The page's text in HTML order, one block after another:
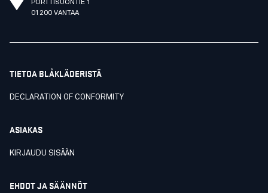
PORTTISUONTIE 1
01200 VANTAA
TIETOA BLÅKLÄDERISTÄ
DECLARATION OF CONFORMITY
ASIAKAS
KIRJAUDU SISÄÄN
EHDOT JA SÄÄNNÖT